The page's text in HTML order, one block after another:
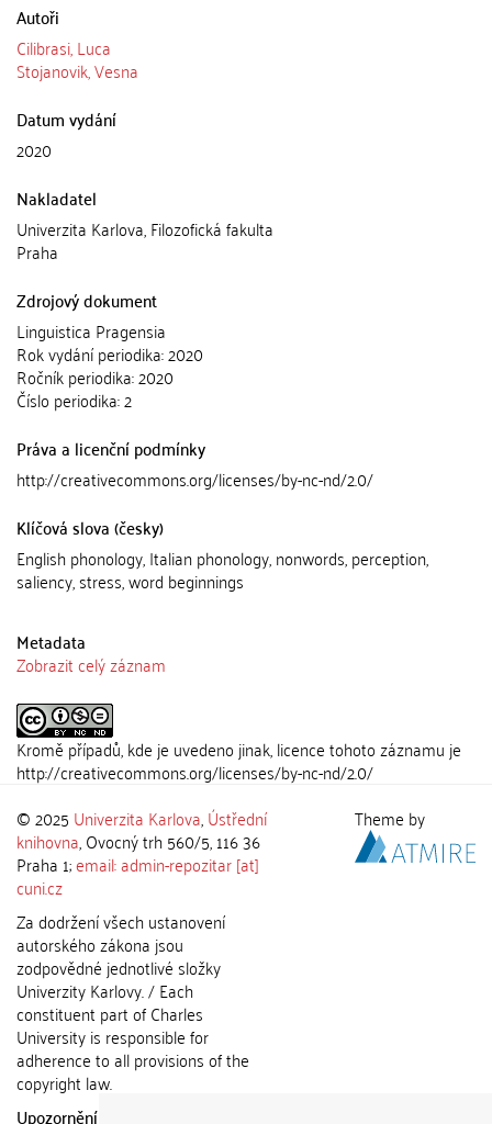
Autoři
Cilibrasi, Luca
Stojanovik, Vesna
Datum vydání
2020
Nakladatel
Univerzita Karlova, Filozofická fakulta
Praha
Zdrojový dokument
Linguistica Pragensia
Rok vydání periodika: 2020
Ročník periodika: 2020
Číslo periodika: 2
Práva a licenční podmínky
http://creativecommons.org/licenses/by-nc-nd/2.0/
Klíčová slova (česky)
English phonology, Italian phonology, nonwords, perception,
saliency, stress, word beginnings
Metadata
Zobrazit celý záznam
Kromě případů, kde je uvedeno jinak, licence tohoto záznamu je
http://creativecommons.org/licenses/by-nc-nd/2.0/
© 2025 Univerzita Karlova,Ústřední
knihovna, Ovocný trh 560/5, 116 36
Praha 1;email: admin-repozitar [at]
cuni.cz
Za dodržení všech ustanovení
autorského zákona jsou
zodpovědné jednotlivé složky
Univerzity Karlovy. / Each
constituent part of Charles
University is responsible for
adherence to all provisions of the
copyright law.
Upozornění / Notice:
Theme by